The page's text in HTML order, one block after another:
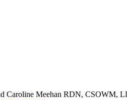
Caroline Meehan RDN, CSOWM,